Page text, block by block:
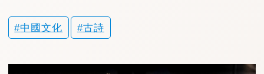
中國文化 古詩